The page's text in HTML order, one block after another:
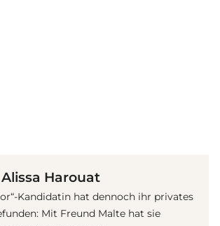
Harouat
Kandidatin hat dennoch ihr privates
Mit Freund Malte hat sie